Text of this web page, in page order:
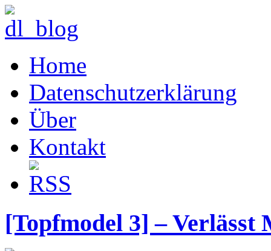
Home
Datenschutzerklärung
Über
Kontakt
[Topfmodel 3] – Verlässt